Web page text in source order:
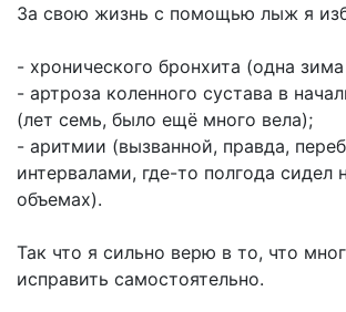
За свою жизнь с помощью лыж я
- хронического бронхита (одна
- артроза коленного сустава в
(лет семь, было ещё много вела);
- аритмии (вызванной, правда,
интервалами, где-то полгода сидел
объемах).
Так что я сильно верю в то, что
исправить самостоятельно.